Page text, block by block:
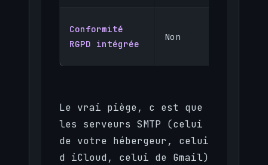
Conformité
RGPD intégrée
Non
Le vrai piège, c est que
les serveurs SMTP (celui
de votre hébergeur, celui
d iCloud, celui de Gmail)